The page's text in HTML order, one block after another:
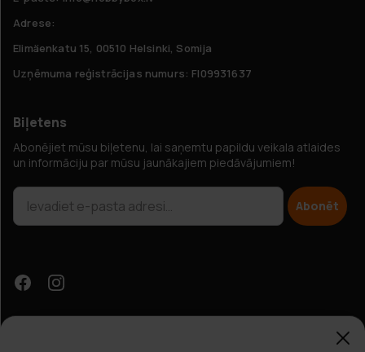
Adrese:
Elimäenkatu 15, 00510 Helsinki, Somija
Uzņēmuma reģistrācijas numurs: FI09931637
Biļetens
Abonējiet mūsu biļetenu, lai saņemtu papildu veikala atlaides
un informāciju par mūsu jaunākajiem piedāvājumiem!
Abonēt